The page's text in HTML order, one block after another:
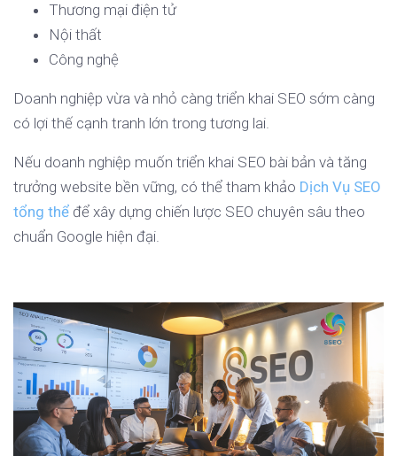
Thương mại điện tử
Nội thất
Công nghệ
Doanh nghiệp vừa và nhỏ càng triển khai SEO sớm càng
có lợi thế cạnh tranh lớn trong tương lai.
Nếu doanh nghiệp muốn triển khai SEO bài bản và tăng
trưởng website bền vững, có thể tham khảo Dịch Vụ SEO
tổng thể để xây dựng chiến lược SEO chuyên sâu theo
chuẩn Google hiện đại.